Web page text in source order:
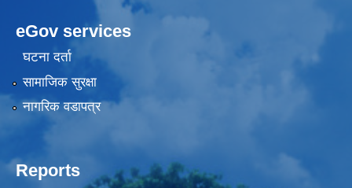
eGov services
घटना दर्ता
सामाजिक सुरक्षा
नागरिक वडापत्र
Reports